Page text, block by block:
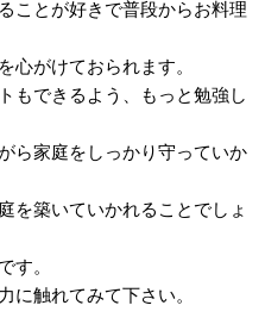
ことが好きで普段からお料理
心がけておられます。
もできるよう、もっと勉強し
ら家庭をしっかり守っていか
を築いていかれることでしょ
す。
に触れてみて下さい。